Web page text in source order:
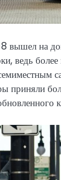
на
ведь
приняли